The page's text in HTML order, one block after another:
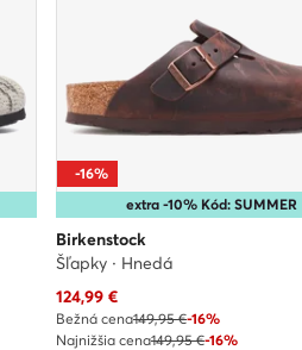
extra -10% Kód: SUMMER
-16%
Birkenstock
Šľapky · Hnedá
Aktuálna cena
124,99€
Bežná cena149,95 €-16%
Najnižšia cena149,95 €-16%